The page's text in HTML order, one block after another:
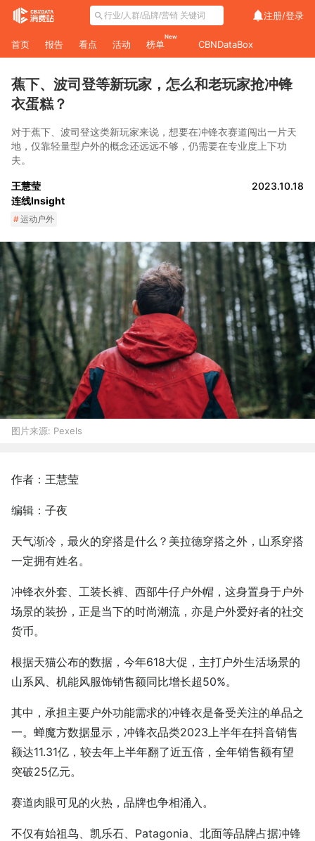
注册/登录
首页 报告 看点 活动 榜单
New
CBNDataBox
蕉下、波司登等新玩家，怎么和老玩家抢冲锋
衣蛋糕？
对于蕉下、波司登这类新玩家来说，想要在冲锋衣赛道闯出一片天
地，仅靠轻量型户外的概念还远远不够，仍需要在专业度上下功
夫。
王慧莹
连线Insight
2023.10.18
#运动户外
图片来源: Pexels
作者：王慧莹
编辑：子夜
天气渐冷，最火的穿搭是什么？美拉德穿搭之外，山系穿搭
一定拥有姓名。
冲锋衣外套、工装长裤、西部牛仔户外帽，这身置身于户外
场景的装扮，正是当下的时尚潮流，亦是户外爱好者的社交
货币。
根据天猫公布的数据，今年618大促，主打户外生活场景的
山系风、机能风服饰销售额同比增长超50%。
其中，承担主要户外功能需求的冲锋衣是备受关注的单品之
一。蝉魔方数据显示，冲锋衣品类2023上半年在抖音销售
额达11.31亿，较去年上半年翻了近五倍，全年销售额有望
突破25亿元。
赛道肉眼可见的火热，品牌也争相涌入。
不仅有始祖鸟、凯乐石、Patagonia、北面等品牌占据冲锋